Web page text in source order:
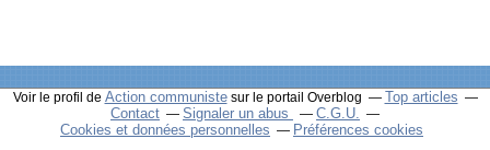
Voir le profil de Action communistesur le portail Overblog
Top articles
Contact
Signaler un abus
C.G.U.
Cookies et données personnelles
Préférences cookies